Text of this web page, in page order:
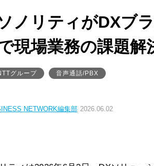
ノリティがDXブ
現場業務の課題解
グループ 音声通話/PBX
NETWORK編集部 2026.06.02